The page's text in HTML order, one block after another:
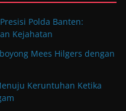
Polda Banten:
Kejahatan
Mees Hilgers dengan
Keruntuhan Ketika